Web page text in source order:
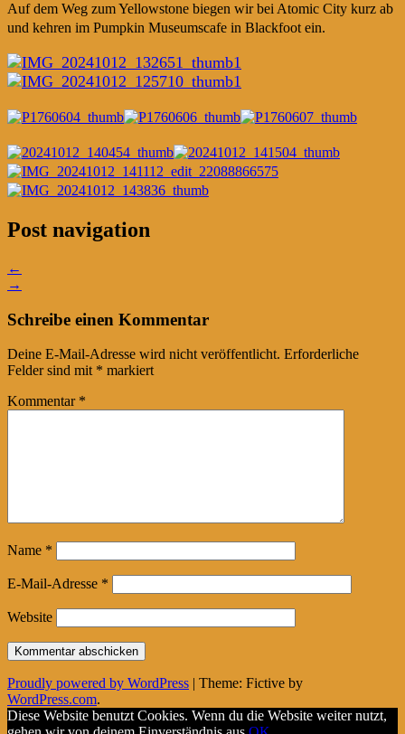
Auf dem Weg zum Yellowstone biegen wir bei Atomic City kurz ab
und kehren im Pumpkin Museumscafe in Blackfoot ein.
Post navigation
←
→
Schreibe einen Kommentar
Deine E-Mail-Adresse wird nicht veröffentlicht. Erforderliche
Felder sind mit * markiert
Kommentar *
Name *
E-Mail-Adresse *
Website
Proudly powered by WordPress | Theme: Fictive by
WordPress.com.
Diese Website benutzt Cookies. Wenn du die Website weiter nutzt,